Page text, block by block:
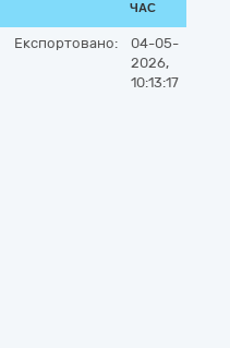
ЧАС
Експортовано:
04-05-
2026,
10:13:17